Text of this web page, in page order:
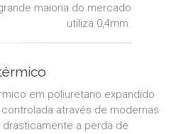
maioria do mercado
utiliza 0,4mm.
em poliuretano expandido
através de modernas
drasticamente a perda de